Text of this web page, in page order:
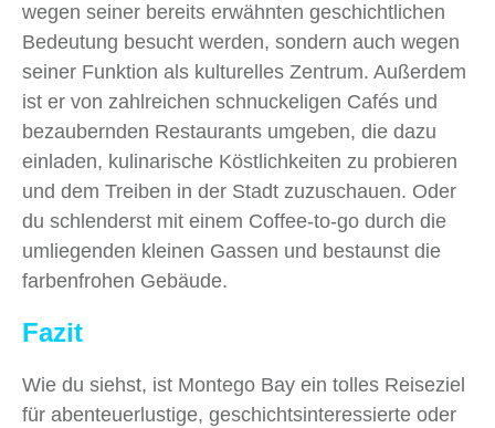
wegen seiner bereits erwähnten geschichtlichen
Bedeutung besucht werden, sondern auch wegen
seiner Funktion als kulturelles Zentrum. Außerdem
ist er von zahlreichen schnuckeligen Cafés und
bezaubernden Restaurants umgeben, die dazu
einladen, kulinarische Köstlichkeiten zu probieren
und dem Treiben in der Stadt zuzuschauen. Oder
du schlenderst mit einem Coffee-to-go durch die
umliegenden kleinen Gassen und bestaunst die
farbenfrohen Gebäude.
Fazit
Wie du siehst, ist Montego Bay ein tolles Reiseziel
für abenteuerlustige, geschichtsinteressierte oder